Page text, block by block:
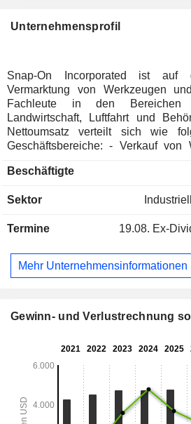
Unternehmensprofil
Snap-On Incorporated ist auf
Vermarktung von Werkzeugen
Fachleute in den Bereichen
Landwirtschaft, Luftfahrt und
Nettoumsatz verteilt sich wie
Geschäftsbereiche: - Verkauf von Werkzeugen (53,6 %):
Steckschlüssel, Zangen, Sägen
Schneidwerkzeuge,
Verkauf von Diagnosematerialien
die Parallelität von Rädern,
Reifenmontiermaschinen,
%).
Beschäftigte
Sektor
Termine 19.08. Ex-
Mehr Unternehmensinformationen
Gewinn- und Verlustrechnung